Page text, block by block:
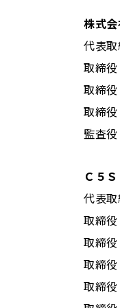
株式会
代
取
取
取
監
Ｃ５
代
取
取
取
取